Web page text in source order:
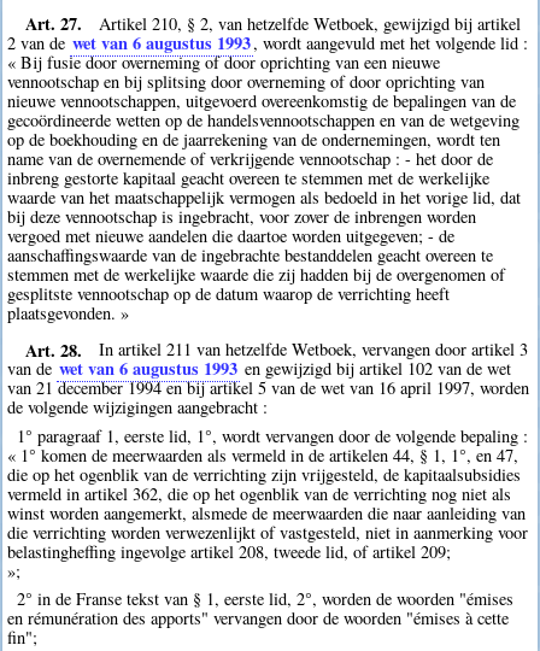
Art. 27.
Artikel 210, § 2, van hetzelfde Wetboek, gewijzigd bij artikel
2 van de wet van 6 augustus 1993, wordt aangevuld met het volgende lid :
« Bij fusie door overneming of door oprichting van een nieuwe
vennootschap en bij splitsing door overneming of door oprichting van
nieuwe vennootschappen, uitgevoerd overeenkomstig de bepalingen van de
gecoördineerde wetten op de handelsvennootschappen en van de wetgeving
op de boekhouding en de jaarrekening van de ondernemingen, wordt ten
name van de overnemende of verkrijgende vennootschap : - het door de
inbreng gestorte kapitaal geacht overeen te stemmen met de werkelijke
waarde van het maatschappelijk vermogen als bedoeld in het vorige lid, dat
bij deze vennootschap is ingebracht, voor zover de inbrengen worden
vergoed met nieuwe aandelen die daartoe worden uitgegeven; - de
aanschaffingswaarde van de ingebrachte bestanddelen geacht overeen te
stemmen met de werkelijke waarde die zij hadden bij de overgenomen of
gesplitste vennootschap op de datum waarop de verrichting heeft
plaatsgevonden. »
Art. 28.
In artikel 211 van hetzelfde Wetboek, vervangen door artikel 3
van de wet van 6 augustus 1993 en gewijzigd bij artikel 102 van de wet
van 21 december 1994 en bij artikel 5 van de wet van 16 april 1997, worden
de volgende wijzigingen aangebracht :
1° paragraaf 1, eerste lid, 1°, wordt vervangen door de volgende bepaling :
« 1° komen de meerwaarden als vermeld in de artikelen 44, § 1, 1°, en 47,
die op het ogenblik van de verrichting zijn vrijgesteld, de kapitaalsubsidies
vermeld in artikel 362, die op het ogenblik van de verrichting nog niet als
winst worden aangemerkt, alsmede de meerwaarden die naar aanleiding van
die verrichting worden verwezenlijkt of vastgesteld, niet in aanmerking voor
belastingheffing ingevolge artikel 208, tweede lid, of artikel 209;
»;
2° in de Franse tekst van § 1, eerste lid, 2°, worden de woorden "émises
en rémunération des apports" vervangen door de woorden "émises à cette
fin";